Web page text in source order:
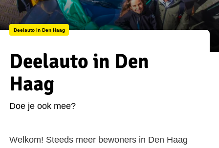
Deelauto in Den Haag
Deelauto in Den
Haag
Doe je ook mee?
Welkom! Steeds meer bewoners in Den Haag